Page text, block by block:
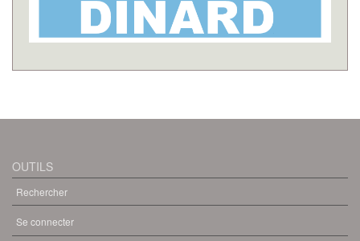
OUTILS
Rechercher
MENU
Se connecter